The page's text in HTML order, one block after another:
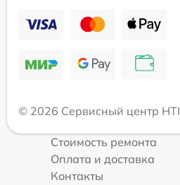
© 2026 Сервисный центр HTI
Стоимость ремонта
Оплата и доставка
Контакты